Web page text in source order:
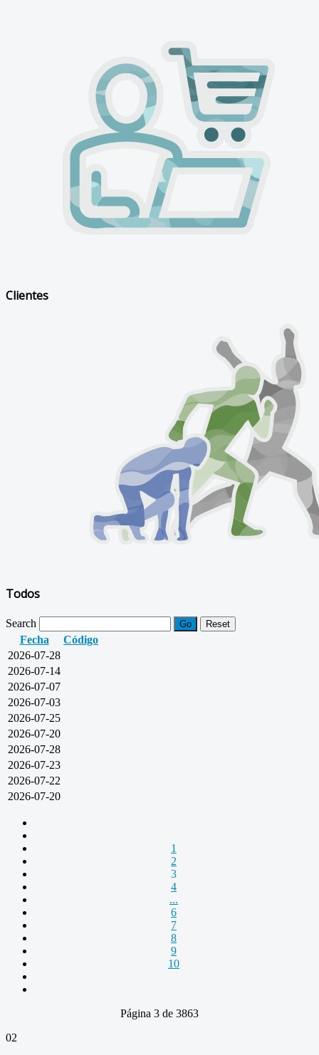
Clientes
Todos
Search Go Reset
Fecha
Código
2026-07-28
2026-07-14
2026-07-07
2026-07-03
2026-07-25
2026-07-20
2026-07-28
2026-07-23
2026-07-22
2026-07-20
1
2
3
4
...
6
7
8
9
10
Página 3 de 3863
02